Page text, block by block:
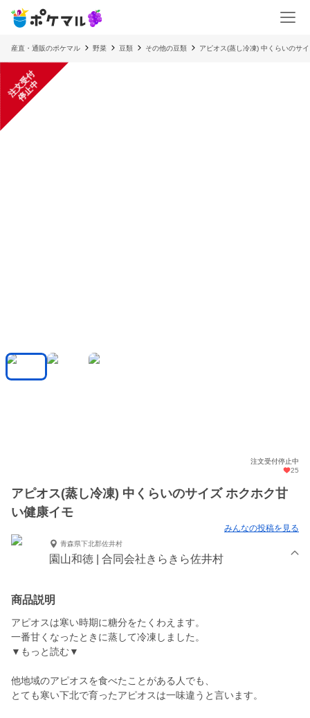
産直・通販のポケマル 野菜 豆類 その他の豆類 アピオス(蒸し冷凍) 中くらいのサ
注
文
受
付
停
止
中
注文受付停止中
25
アピオス(蒸し冷凍) 中くらいのサイズ ホクホク甘
い健康イモ
みんなの投稿を見る
青森県下北郡佐井村
園山和徳 | 合同会社きらきら佐井村
商品説明
アピオスは寒い時期に糖分をたくわえます。
一番甘くなったときに蒸して冷凍しました。
▼もっと読む▼
他地域のアピオスを食べたことがある人でも、
とても寒い下北で育ったアピオスは一味違うと言います。